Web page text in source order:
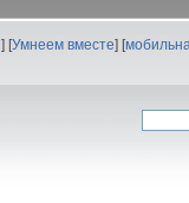
] [Умнеем вместе] [